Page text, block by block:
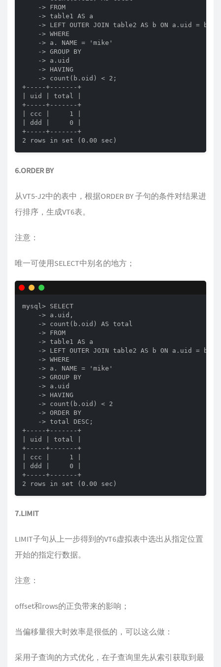
    -> FROM
    -> table1 AS a
-> LEFT OUTER JOIN table2 AS b ON a.uid =
    -> WHERE
    -> a. NAME = 'mike'
    -> GROUP BY
    -> a.uid
    -> HAVING
    -> count(b.oid) < 2;
+-----+-------+
| uid | total |
+-----+-------+
| ccc |     1 |
| ddd |     0 |
+-----+-------+
2 rows in set (0.00 sec)
6.ORDER BY
从VT5-J2中的表中，根据ORDER BY 子句的条件对结果进
行排序，生成VT6表。
注意：
唯一可使用SELECT中别名的地方；
mysql> SELECT
    -> a.uid,
    -> count(b.oid) AS total
    -> FROM
    -> table1 AS a
-> LEFT OUTER JOIN table2 AS b ON a.uid =
    -> WHERE
    -> a. NAME = 'mike'
    -> GROUP BY
    -> a.uid
    -> HAVING
    -> count(b.oid) < 2
    -> ORDER BY
    -> total DESC;
+-----+-------+
| uid | total |
+-----+-------+
| ccc |     1 |
| ddd |     0 |
+-----+-------+
2 rows in set (0.00 sec)
7.LIMIT
LIMIT子句从上一步得到的VT6虚拟表中选出从指定位置
开始的指定行数据。
注意：
offset和rows的正负带来的影响；
当偏移量很大时效率是很低的，可以这么做：
采用子查询的方式优化，在子查询里先从索引获取到最